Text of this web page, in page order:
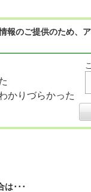
報のご提供のため
かりづらかった
は･･･